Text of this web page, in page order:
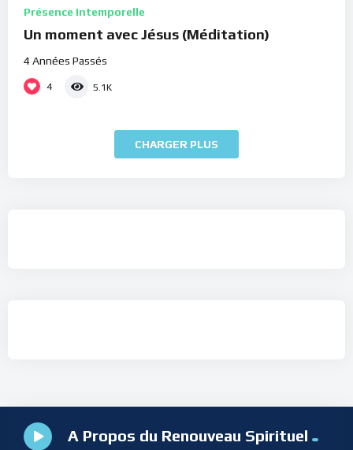
Présence Intemporelle
Un moment avec Jésus (Méditation)
4 Années Passés
4 5.1K
CHARGER PLUS
A Propos du Renouveau Spirituel